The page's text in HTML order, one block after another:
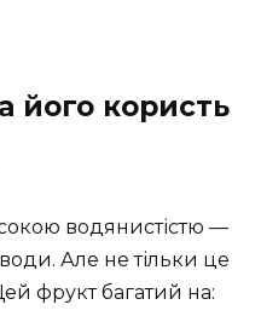
його користь
водянистістю —
Але не тільки це
фрукт багатий на: